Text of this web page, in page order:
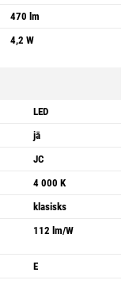
470 lm
4,2 W
LED
jā
JC
4 000 K
klasisks
112 lm/W
E